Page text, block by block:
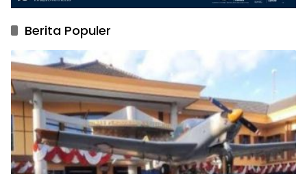
Berita Populer